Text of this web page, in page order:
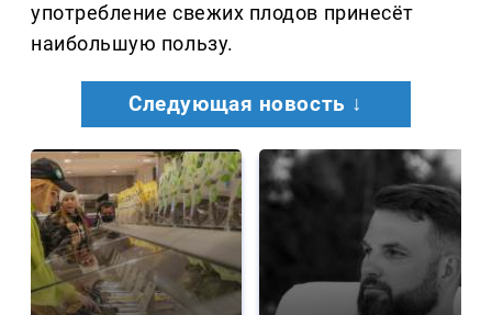
употребление свежих плодов принесёт
наибольшую пользу.
Следующая новость ↓